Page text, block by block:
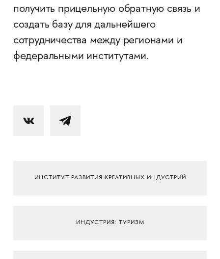
получить прицельную обратную связь и
создать базу для дальнейшего
сотрудничества между регионами и
федеральными институтами.
ИНСТИТУТ РАЗВИТИЯ КРЕАТИВНЫХ ИНДУСТРИЙ
ИНДУСТРИЯ: ТУРИЗМ